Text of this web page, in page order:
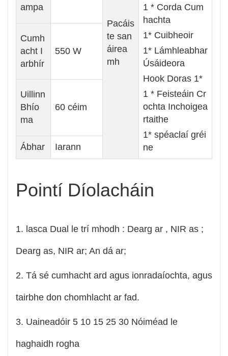
Pacáis
te san
áirea
mh
1 * Corda Cum
hachta
1* Cuibheoir
1* Lámhleabhar
Úsáideora
Hook Doras 1*
1 * Feisteáin Cr
ochta Inchoigea
rtaithe
1* spéaclaí gréi
ne
ampa
Cumh
acht I
arbhír
550 W
Uillinn
Bhío
ma
60 céim
Ábhar Iarann
Pointí Díolacháin
1. lasca Dual le trí mhodh : Dearg ar , NIR as ;
Dearg as, NIR ar; An dá ar;
2. Tá sé cumhacht ard agus ionradaíochta, agus
tairbhe don chomhlacht ar fad.
3. Uaineadóir 5 10 15 25 30 Nóiméad le
haghaidh rogha